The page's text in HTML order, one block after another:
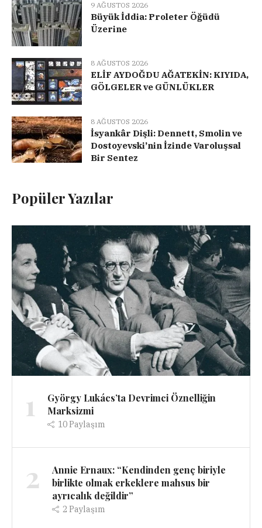
9 AĞUSTOS 2026
Büyük İddia: Proleter Öğüdü
Üzerine
8 AĞUSTOS 2026
ELİF AYDOĞDU AĞATEKİN: KIYIDA,
GÖLGELER ve GÜNLÜKLER
8 AĞUSTOS 2026
İsyankâr Dişli: Dennett, Smolin ve
Dostoyevski’nin İzinde Varoluşsal
Bir Sentez
Popüler Yazılar
1
György Lukács’ta Devrimci Öznelliğin
Marksizmi
10Paylaşım
2
Annie Ernaux: “Kendinden genç biriyle
birlikte olmak erkeklere mahsus bir
ayrıcalık değildir”
2 Paylaşım